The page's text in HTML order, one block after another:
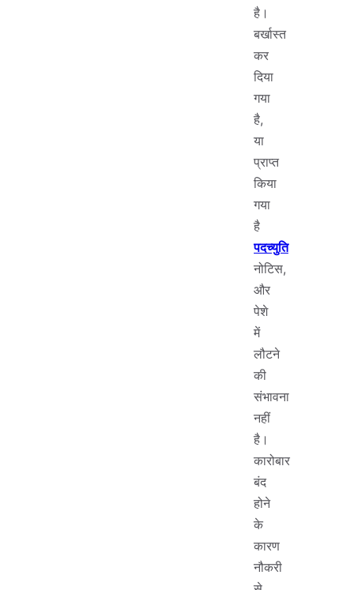
है।
बर्खास्त
कर
दिया
गया
है,
या
प्राप्त
किया
गया
है
पदच्युति
नोटिस,
और
पेशे
में
लौटने
की
संभावना
नहीं
है।
कारोबार
बंद
होने
के
कारण
नौकरी